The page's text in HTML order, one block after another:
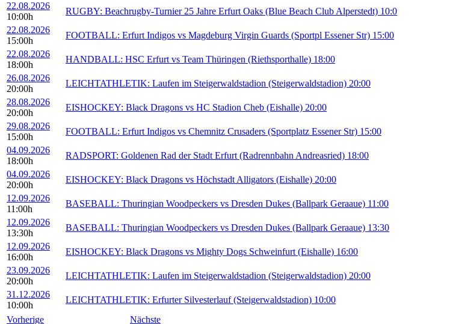
22.08.2026
10:00h
RUGBY: Beachrugby-Turnier 25 Jahre Erfurt Oaks (Blue Beach Club Alperstedt) 10:0
22.08.2026
15:00h
FOOTBALL: Erfurt Indigos vs Magdeburg Virgin Guards (Sportpl Essener Str) 15:00
22.08.2026
18:00h
HANDBALL: HSC Erfurt vs Team Thüringen (Riethsporthalle) 18:00
26.08.2026
20:00h
LEICHTATHLETIK: Laufen im Steigerwaldstadion (Steigerwaldstadion) 20:00
28.08.2026
20:00h
EISHOCKEY: Black Dragons vs HC Stadion Cheb (Eishalle) 20:00
29.08.2026
15:00h
FOOTBALL: Erfurt Indigos vs Chemnitz Crusaders (Sportplatz Essener Str) 15:00
04.09.2026
18:00h
RADSPORT: Goldenen Rad der Stadt Erfurt (Radrennbahn Andreasried) 18:00
04.09.2026
20:00h
EISHOCKEY: Black Dragons vs Höchstadt Alligators (Eishalle) 20:00
12.09.2026
11:00h
BASEBALL: Thuringian Woodpeckers vs Dresden Dukes (Ballpark Geraaue) 11:00
12.09.2026
13:30h
BASEBALL: Thuringian Woodpeckers vs Dresden Dukes (Ballpark Geraaue) 13:30
12.09.2026
16:00h
EISHOCKEY: Black Dragons vs Mighty Dogs Schweinfurt (Eishalle) 16:00
23.09.2026
20:00h
LEICHTATHLETIK: Laufen im Steigerwaldstadion (Steigerwaldstadion) 20:00
31.12.2026
10:00h
LEICHTATHLETIK: Erfurter Silvesterlauf (Steigerwaldstadion) 10:00
Vorherige
Nächste